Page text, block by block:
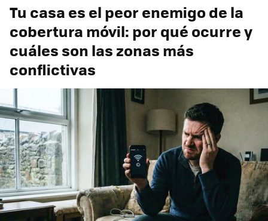
Tu casa es el peor enemigo de la
cobertura móvil: por qué ocurre y
cuáles son las zonas más
conflictivas